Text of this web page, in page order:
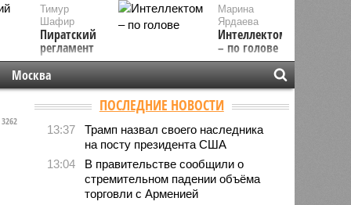
Марина
Ярдаева
Интеллектом
– по голове
Тимур
Шафир
Пиратский
регламент
Москва
3262
ПОСЛЕДНИЕ НОВОСТИ
13:37
Трамп назвал своего наследника
на посту президента США
13:04
В правительстве сообщили о
стремительном падении объёма
торговли с Арменией